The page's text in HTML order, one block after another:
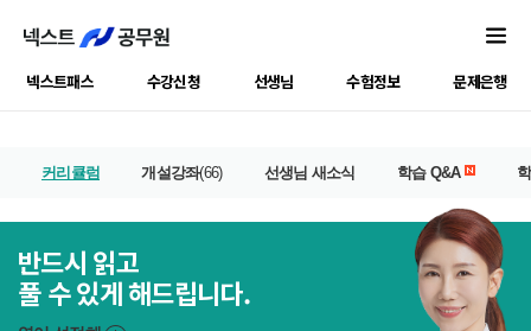
넥스트패스 수강신청 선생님 수험정보 문제은행
커리큘럼 개설강좌(66) 선생님 새소식 학습 Q&A
반드시 읽고
풀 수 있게 해드립니다.